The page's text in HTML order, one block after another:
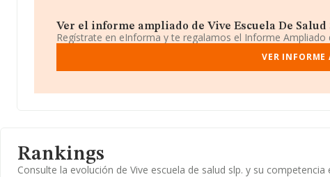
Ver el informe ampliado de Vive Escuela De Salud
Regístrate en eInforma y te regalamos el Informe Ampliado
VER INFORME
Rankings
Consulte la evolución de Vive escuela de salud slp. y su